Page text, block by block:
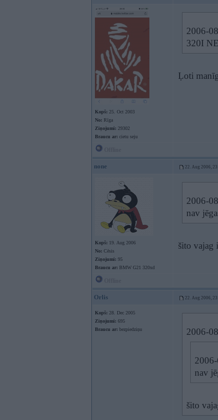
Kopš: 25. Oct 2003
No: Rīga
Ziņojumi: 29302
Braucu ar: cietu seju
2006-
320I
Ļoti
none 22. Aug 2006,
Kopš: 19. Aug 2006
No: Cēsis
Ziņojumi: 95
Braucu ar: BMW G21 320xd
2006-
nav
šito
Orlis 22. Aug 2006,
Kopš: 28. Dec 2005
Ziņojumi: 695
Braucu ar: bezpiedziņu 2006-
nav
šito